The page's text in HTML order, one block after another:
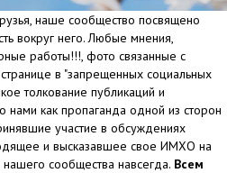
наше сообщество посвящено
вокруг него. Любые мнения,
работы!!!, фото связанные с
в "запрещенных социальных
толкование публикаций и
нами как пропаганда одной из сторон
участие в обсуждениях
и высказавшее свое ИМХО на
сообщества навсегда. Всем